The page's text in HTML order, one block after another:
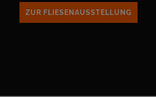
ZUR FLIESENAUSSTELLUNG